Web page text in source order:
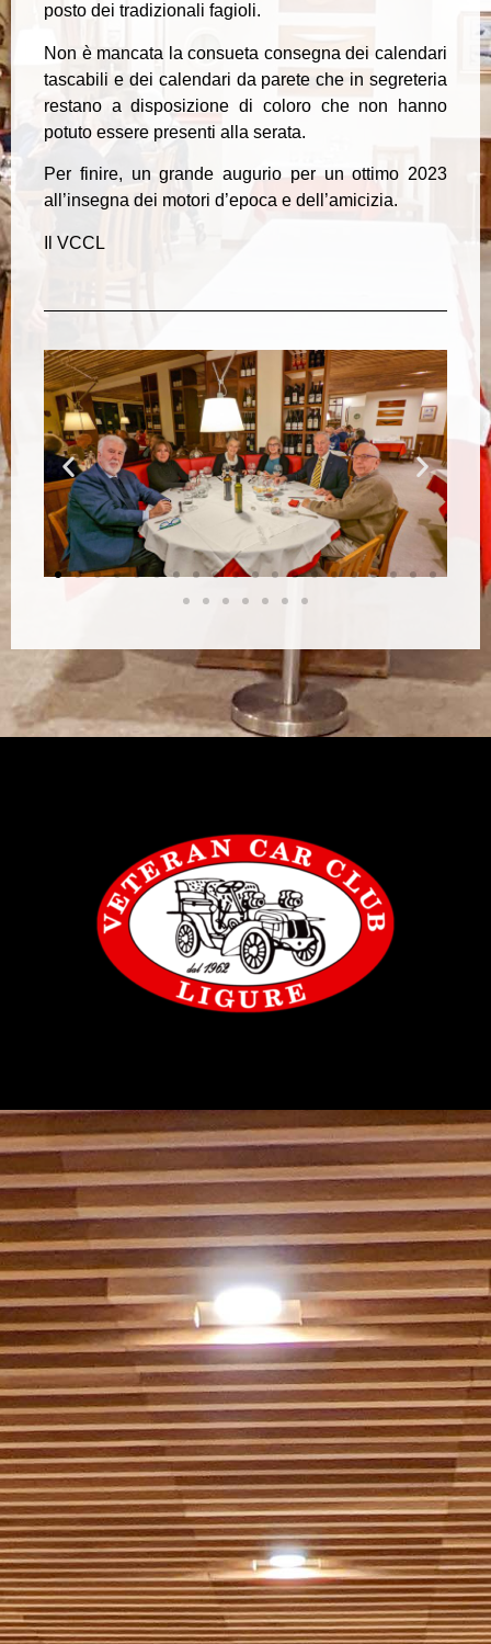
posto dei tradizionali fagioli.
Non è mancata la consueta consegna dei calendari
tascabili e dei calendari da parete che in segreteria
restano a disposizione di coloro che non hanno
potuto essere presenti alla serata.
Per finire, un grande augurio per un ottimo 2023
all’insegna dei motori d’epoca e dell’amicizia.
Il VCCL